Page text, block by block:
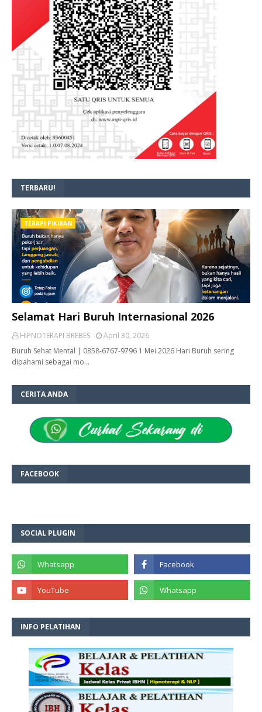
TERBARU!
TERAPI PIKIRAN
Selamat Hari Buruh Internasional 2026
HIPNOTERAPI BREBES
April 30, 2026
Buruh Sehat Mental | 0858-6767-9796 1 Mei 2026 Hari Buruh sering
dipahami sebagai mo…
CERITA ANDA
FACEBOOK
SOCIAL PLUGIN
INFO PELATIHAN